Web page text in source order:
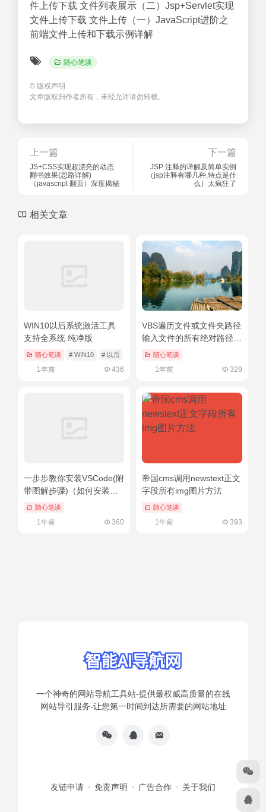
件上传下载 文件列表展示（二）Jsp+Servlet实现
文件上传下载 文件上传（一）JavaScript进阶之
前端文件上传和下载示例详解
随心笔谈
© 版权声明
文章版权归作者所有，未经允许请勿转载。
上一篇
JS+CSS实现超漂亮的动态
翻书效果(思路详解)
（javascript 翻页）深度揭秘
下一篇
JSP 注释的详解及简单实例
（jsp注释有哪几种,特点是什
么）太疯狂了
相关文章
WIN10以后系统激活工具
支持全系统 纯净版
随心笔谈 # WIN10 # 以后 # 支持全系统
1年前 436
VBS遍历文件或文件夹路径
输入文件的所有绝对路径
（附源码）（vb遍历文件夹
随心笔谈
1年前 329
一步步教你安装VSCode(附
带图解步骤)（如何安装
vscode插件）硬核推荐
随心笔谈
1年前 360
帝国cms调用newstext正文
字段所有img图片方法
随心笔谈
1年前 393
一个神奇的网站导航工具站-提供最权威高质量的在线
网站导引服务-让您第一时间到达所需要的网站地址
友链申请 免责声明 广告合作 关于我们